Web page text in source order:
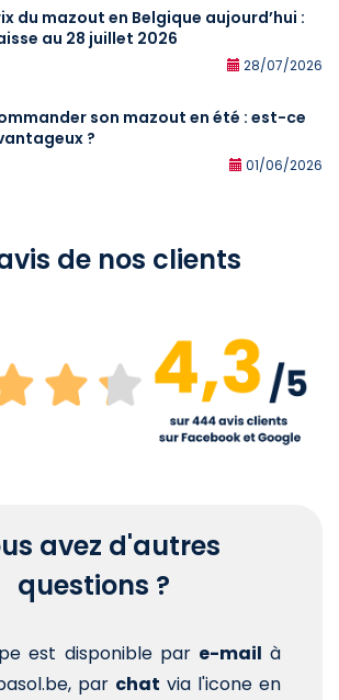
du mazout en Belgique aujourd’hui :
au 28 juillet 2026
28/07/2026
son mazout en été : est-ce
?
01/06/2026
de nos clients
avez d'autres
questions ?
est disponible par e-mail à
par chat via l'icone en